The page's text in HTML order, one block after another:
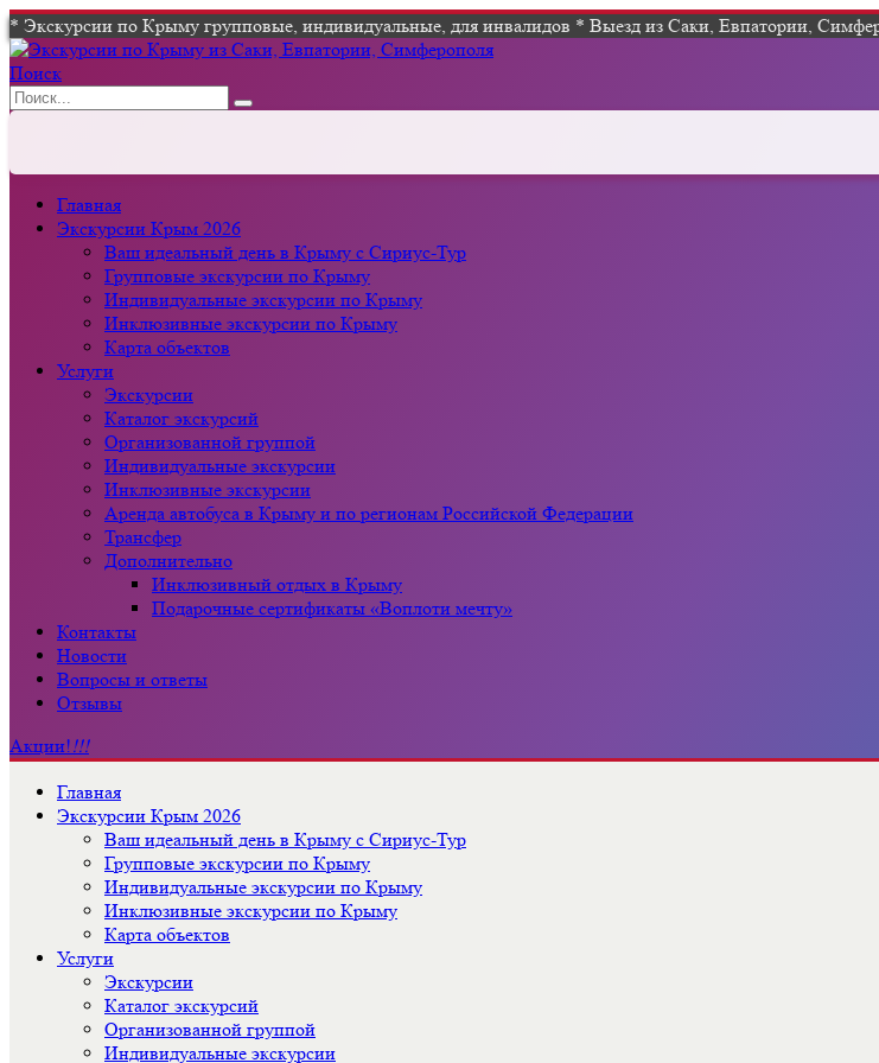
* Экскурсии по Крыму групповые, индивидуальные, для инвалидов * Выезд из Саки, Евпатории,
Поиск
Главная
Экскурсии Крым 2026
Ваш идеальный день в Крыму с Сириус-Тур
Групповые экскурсии по Крыму
Индивидуальные экскурсии по Крыму
Инклюзивные экскурсии по Крыму
Карта объектов
Услуги
Экскурсии
Каталог экскурсий
Организованной группой
Индивидуальные экскурсии
Инклюзивные экскурсии
Аренда автобуса в Крыму и по регионам Российской Федерации
Трансфер
Дополнительно
Инклюзивный отдых в Крыму
Подарочные сертификаты «Воплоти мечту»
Контакты
Новости
Вопросы и ответы
Отзывы
Акции!!!!
Главная
Экскурсии Крым 2026
Ваш идеальный день в Крыму с Сириус-Тур
Групповые экскурсии по Крыму
Индивидуальные экскурсии по Крыму
Инклюзивные экскурсии по Крыму
Карта объектов
Услуги
Экскурсии
Каталог экскурсий
Организованной группой
Индивидуальные экскурсии